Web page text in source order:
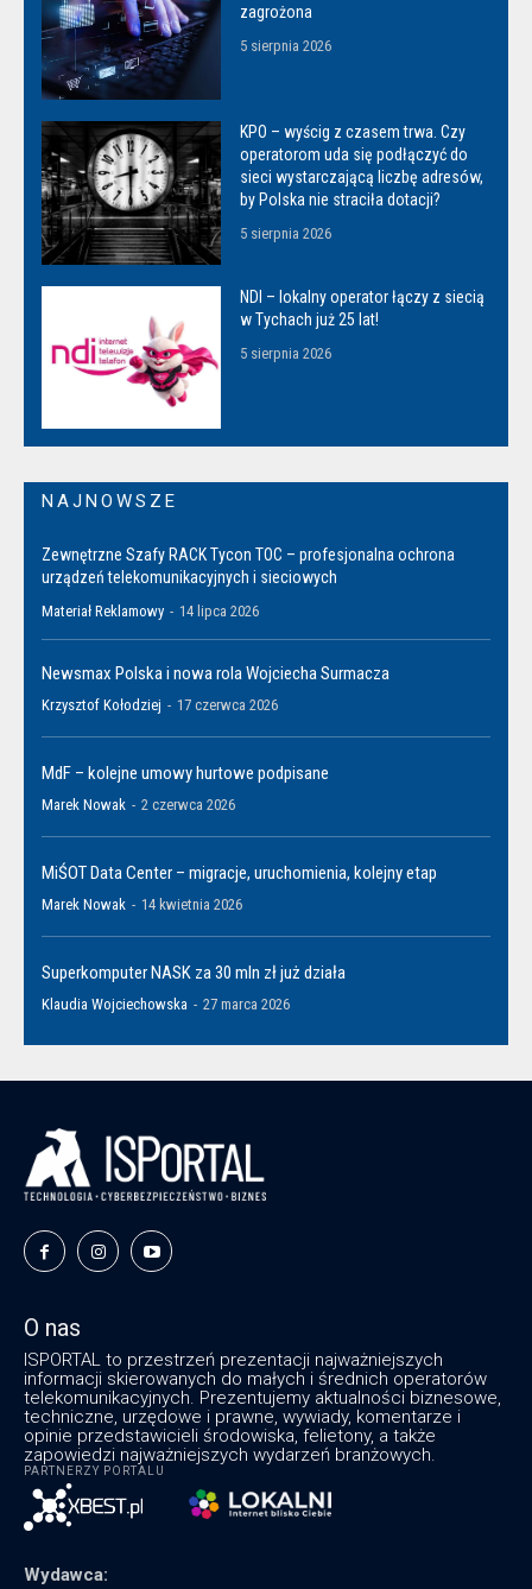
zagrożona
5 sierpnia 2026
KPO – wyścig z czasem trwa. Czy
operatorom uda się podłączyć do
sieci wystarczającą liczbę adresów,
by Polska nie straciła dotacji?
5 sierpnia 2026
NDI – lokalny operator łączy z siecią
w Tychach już 25 lat!
5 sierpnia 2026
NAJNOWSZE
Zewnętrzne Szafy RACK Tycon TOC – profesjonalna ochrona
urządzeń telekomunikacyjnych i sieciowych
Materiał Reklamowy - 14 lipca 2026
Newsmax Polska i nowa rola Wojciecha Surmacza
Krzysztof Kołodziej - 17 czerwca 2026
MdF – kolejne umowy hurtowe podpisane
Marek Nowak - 2 czerwca 2026
MiŚOT Data Center – migracje, uruchomienia, kolejny etap
Marek Nowak - 14 kwietnia 2026
Superkomputer NASK za 30 mln zł już działa
Klaudia Wojciechowska - 27 marca 2026
O nas
ISPORTAL to przestrzeń prezentacji najważniejszych
informacji skierowanych do małych i średnich operatorów
telekomunikacyjnych. Prezentujemy aktualności biznesowe,
techniczne, urzędowe i prawne, wywiady, komentarze i
opinie przedstawicieli środowiska, felietony, a także
zapowiedzi najważniejszych wydarzeń branżowych.
PARTNERZY PORTALU
Wydawca: